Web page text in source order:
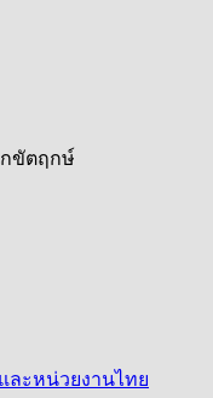
ขัตฤกษ์
ละหน่วยงานไทย